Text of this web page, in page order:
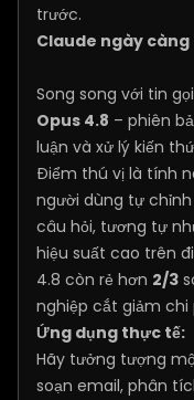
trước.
Claude ngày
Song song với tin
Opus 4.8 – phiên
luận và xử lý kiến
Điểm thú vị là tính
người dùng tự
câu hỏi, tương tự
hiệu suất cao trên
4.8 còn rẻ hơn 2/3
nghiệp cắt giảm chi
Ứng dụng thực tế:
Hãy tưởng tượng
soạn email, phân